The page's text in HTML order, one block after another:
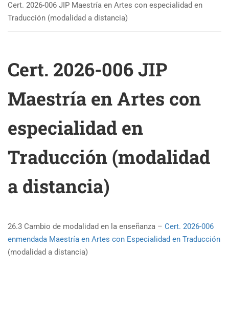
Cert. 2026-006 JIP Maestría en Artes con especialidad en
Traducción (modalidad a distancia)
Cert. 2026-006 JIP
Maestría en Artes con
especialidad en
Traducción (modalidad
a distancia)
26.3 Cambio de modalidad en la enseñanza – Cert. 2026-006
enmendada Maestría en Artes con Especialidad en Traducción
(modalidad a distancia)